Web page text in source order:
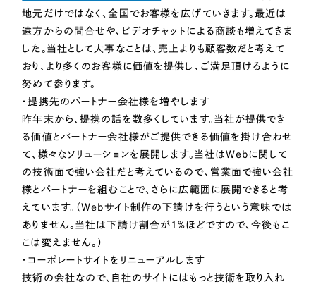
マーケティングDX支援
Webサイト制作
コーポレートサイト制作
ECサイト制作
ブランドサイト制作
? よくある質問
リープ・プロジェクト ／マーケティング代行
キャンペーン・プロモーションサイト （12件）
ブランディング（ロゴ・印刷物） （90件）
オプションサービス
お客様インタビュー
Outsourcing
アウトソーシング（代行支援）
地元だけではなく、全国でお客様を広げていきます。最近は
遠方からの問合せや、ビデオチャットによる商談も増えてきま
した。当社として大事なことは、売上よりも顧客数だと考えて
おり、より多くのお客様に価値を提供し、ご満足頂けるように
努めて参ります。
・提携先のパートナー会社様を増やします
昨年末から、提携の話を数多くしています。当社が提供でき
る価値とパートナー会社様がご提供できる価値を掛け合わせ
て、様々なソリューションを展開します。当社はWebに関して
の技術面で強い会社だと考えているので、営業面で強い会社
様とパートナーを組むことで、さらに広範囲に展開できると考
えています。（Webサイト制作の下請けを行うという意味では
ありません。当社は下請け割合が1%ほどですので、今後もこ
こは変えません。）
・コーポレートサイトをリニューアルします
技術の会社なので、自社のサイトにはもっと技術を取り入れ